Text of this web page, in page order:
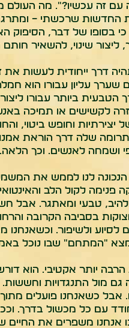
זה עכשיו?". מה העולם
החדשות שרכשתי –
כי בסופו של דבר, הסיפוק
שינוי, להשאיר חותם
דרך ייחודית לעשות
עליון עבורו הוא
הטבעית ביותר עבורו
לקשישים או תמיכה
יצירתיות וחופש ביטוי,
שלה דרך הוראת
ושמחה לאנשים. וכך הלאה.
לנו לממש את
לקול הלב
טבעי ומאתגר. אבל
בסביבה הקרובה
לסיוע ולשיפור. וכשאנחנו
"המתחם" שבו נוכל
הרבה יותר אקטיבי. הוא
גם מול התנגדויות
אבל כשאנחנו פועלים
עם כל מכשול בדרך.
אנחנו משפרים את החיים